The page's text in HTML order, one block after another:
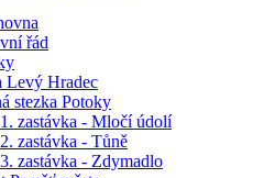
řád
Levý Hradec
stezka Potoky
1. zastávka - Mločí údolí
2. zastávka - Tůně
3. zastávka - Zdymadlo